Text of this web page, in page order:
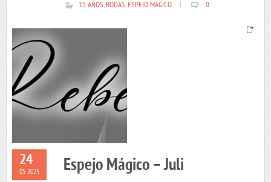
15 AÑOS,BODAS,ESPEJO MAGICO 0
24
05 2025 Espejo Mágico – Juli